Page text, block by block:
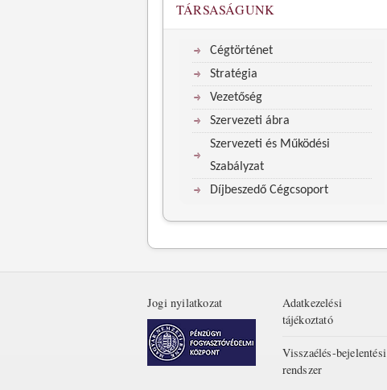
TÁRSASÁGUNK
Cégtörténet
Stratégia
Vezetőség
Szervezeti ábra
Szervezeti és Működési
Szabályzat
Díjbeszedő Cégcsoport
Jogi nyilatkozat
Adatkezelési
tájékoztató
Visszaélés-bejelentési
rendszer